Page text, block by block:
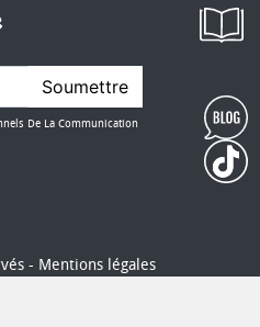
Soumettre
De La Communication
- Mentions légales